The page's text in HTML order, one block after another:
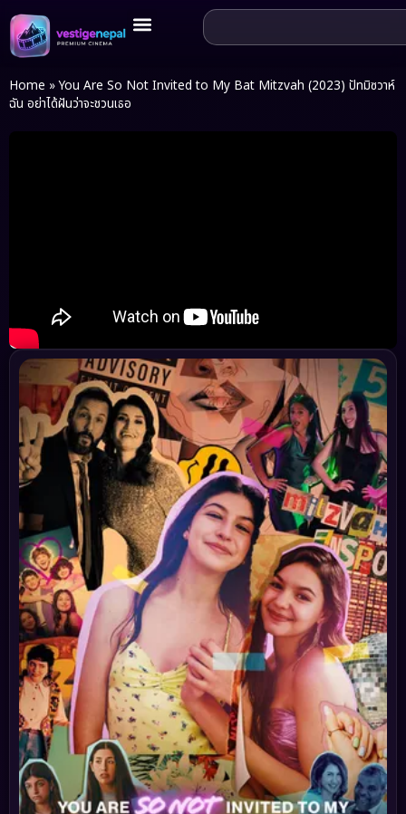
Home »You Are So Not Invited to My Bat Mitzvah (2023) ปัทมิซวาห์
ฉัน อย่าได้ฝันว่าจะชวนเธอ